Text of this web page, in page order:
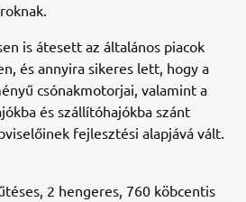
is átesett az általános piacok
és annyira sikeres lett, hogy a
csónakmotorjai, valamint a
és szállítóhajókba szánt
fejlesztési alapjává vált.
2 hengeres, 760 köbcentis